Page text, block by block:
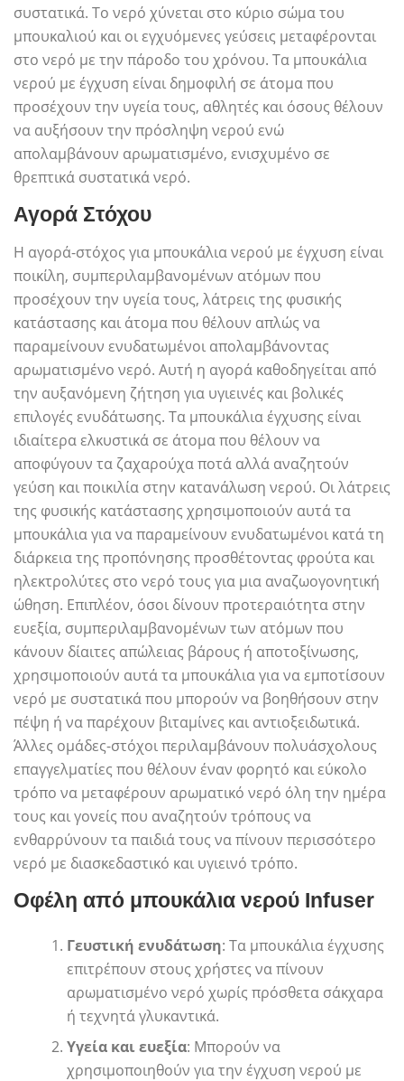
συστατικά. Το νερό χύνεται στο κύριο σώμα του
μπουκαλιού και οι εγχυόμενες γεύσεις μεταφέρονται
στο νερό με την πάροδο του χρόνου. Τα μπουκάλια
νερού με έγχυση είναι δημοφιλή σε άτομα που
προσέχουν την υγεία τους, αθλητές και όσους θέλουν
να αυξήσουν την πρόσληψη νερού ενώ
απολαμβάνουν αρωματισμένο, ενισχυμένο σε
θρεπτικά συστατικά νερό.
Αγορά Στόχου
Η αγορά-στόχος για μπουκάλια νερού με έγχυση είναι
ποικίλη, συμπεριλαμβανομένων ατόμων που
προσέχουν την υγεία τους, λάτρεις της φυσικής
κατάστασης και άτομα που θέλουν απλώς να
παραμείνουν ενυδατωμένοι απολαμβάνοντας
αρωματισμένο νερό. Αυτή η αγορά καθοδηγείται από
την αυξανόμενη ζήτηση για υγιεινές και βολικές
επιλογές ενυδάτωσης. Τα μπουκάλια έγχυσης είναι
ιδιαίτερα ελκυστικά σε άτομα που θέλουν να
αποφύγουν τα ζαχαρούχα ποτά αλλά αναζητούν
γεύση και ποικιλία στην κατανάλωση νερού. Οι λάτρεις
της φυσικής κατάστασης χρησιμοποιούν αυτά τα
μπουκάλια για να παραμείνουν ενυδατωμένοι κατά τη
διάρκεια της προπόνησης προσθέτοντας φρούτα και
ηλεκτρολύτες στο νερό τους για μια αναζωογονητική
ώθηση. Επιπλέον, όσοι δίνουν προτεραιότητα στην
ευεξία, συμπεριλαμβανομένων των ατόμων που
κάνουν δίαιτες απώλειας βάρους ή αποτοξίνωσης,
χρησιμοποιούν αυτά τα μπουκάλια για να εμποτίσουν
νερό με συστατικά που μπορούν να βοηθήσουν στην
πέψη ή να παρέχουν βιταμίνες και αντιοξειδωτικά.
Άλλες ομάδες-στόχοι περιλαμβάνουν πολυάσχολους
επαγγελματίες που θέλουν έναν φορητό και εύκολο
τρόπο να μεταφέρουν αρωματικό νερό όλη την ημέρα
τους και γονείς που αναζητούν τρόπους να
ενθαρρύνουν τα παιδιά τους να πίνουν περισσότερο
νερό με διασκεδαστικό και υγιεινό τρόπο.
Οφέλη από μπουκάλια νερού Infuser
Γευστική ενυδάτωση: Τα μπουκάλια έγχυσης
επιτρέπουν στους χρήστες να πίνουν
αρωματισμένο νερό χωρίς πρόσθετα σάκχαρα
ή τεχνητά γλυκαντικά.
Υγεία και ευεξία: Μπορούν να
χρησιμοποιηθούν για την έγχυση νερού με